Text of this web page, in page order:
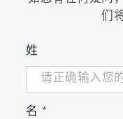
们
姓
名 *